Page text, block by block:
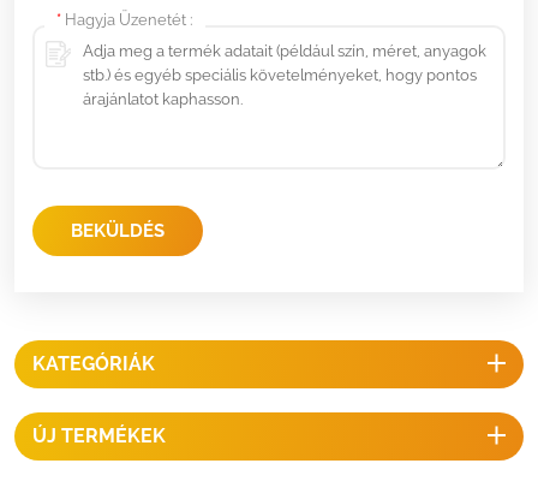
* Hagyja Üzenetét :
BEKÜLDÉS
KATEGÓRIÁK
ÚJ TERMÉKEK